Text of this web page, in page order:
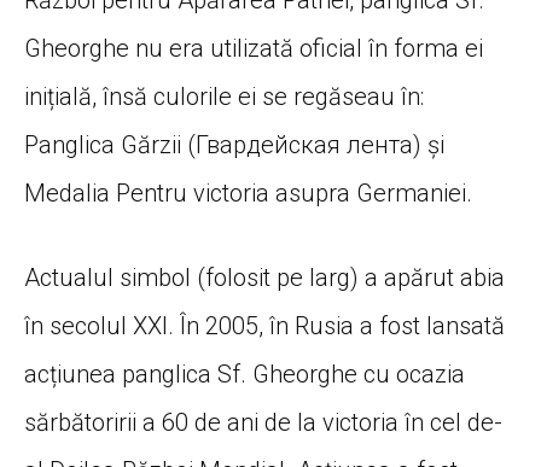
Gheorghe nu era utilizată oficial în forma ei
inițială, însă culorile ei se regăseau în:
Panglica Gărzii (Гвардейская лента) și
Medalia Pentru victoria asupra Germaniei.
Actualul simbol (folosit pe larg) a apărut abia
în secolul XXI. În 2005, în Rusia a fost lansată
acțiunea panglica Sf. Gheorghe cu ocazia
sărbătoririi a 60 de ani de la victoria în cel de-